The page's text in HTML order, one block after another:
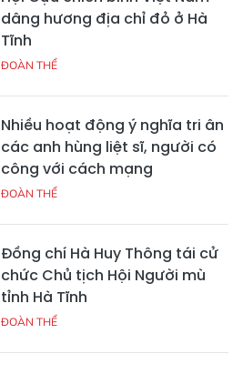
dâng hương địa chỉ đỏ ở Hà
Tĩnh
ĐOÀN THỂ
Nhiều hoạt động ý nghĩa tri ân
các anh hùng liệt sĩ, người có
công với cách mạng
ĐOÀN THỂ
Đồng chí Hà Huy Thông tái cử
chức Chủ tịch Hội Người mù
tỉnh Hà Tĩnh
ĐOÀN THỂ